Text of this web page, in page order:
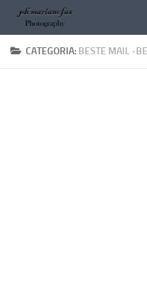
Salta al contenuto
CATEGORIA: BESTE MAIL -